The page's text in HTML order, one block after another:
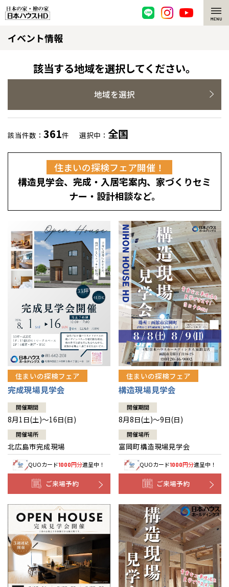
脱炭素・檜の家
環境にやさしい、脱炭素社会の住宅
耐震構造
高耐久住宅
高断熱・高気密の家
エネルギー自給自足
感謝訪問・長期保証
直営工事
1メーターモジュール
冷暖房標準装備
24時間対応コールセンター
デザイン賞各種受賞
セントラルヒーティング
選ばれる理由
檜の魅力 トップ
檜と日本人
1000年を超えて生きる檜
知られざる檜の効果・作用
理想の木材「檜」
注文住宅
グレートステージ
平屋の家
外観・インテリア集
暮らし方提案
住まいのコラム
住まいのお手入れ集
リフォーム トップ
選ばれる理由
リフォームの流れ
介護保険利用で快適リフォーム
賃貸併用住宅のメリット
安心のサポートシステム
展示場案内
分譲住宅・土地
分譲マンション
分譲マンション トップ
ワザックとは
高い信頼性
安心の管理体制
ギャラリー
会社情報
会社情報 トップ
ニュースリリース
代表ごあいさつ
企業理念
会社概要
事業部紹介
IR情報
木材調達指針
グループ会社紹介
CMギャラリー
お問い合わせ
会員サイト
イベント情報
該当する地域を選択してください。
地域を選択
該当件数： 361件 選択中： 全国
住まいの探検フェア開催！
構造見学会、完成・入居宅案内、家づくりセミ
ナー・設計相談など。
住まいの探検フェア
完成現場見学会
開催期間
8月1日(土)～16日(日)
開催場所
北広島市完成現場
QUOカード1000円分進呈中！
ご来場予約
住まいの探検フェア
構造現場見学会
開催期間
8月8日(土)～9日(日)
開催場所
富岡町構造現場見学会
QUOカード1000円分進呈中！
ご来場予約